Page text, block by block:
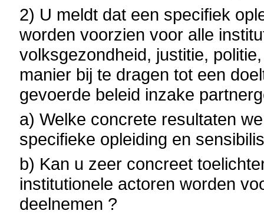
2) U meldt dat een specifiek
worden voorzien voor alle
volksgezondheid, justitie,
manier bij te dragen tot een
gevoerde beleid inzake
a) Welke concrete resultaten
specifieke opleiding en
b) Kan u zeer concreet
institutionele actoren worden
deelnemen ?